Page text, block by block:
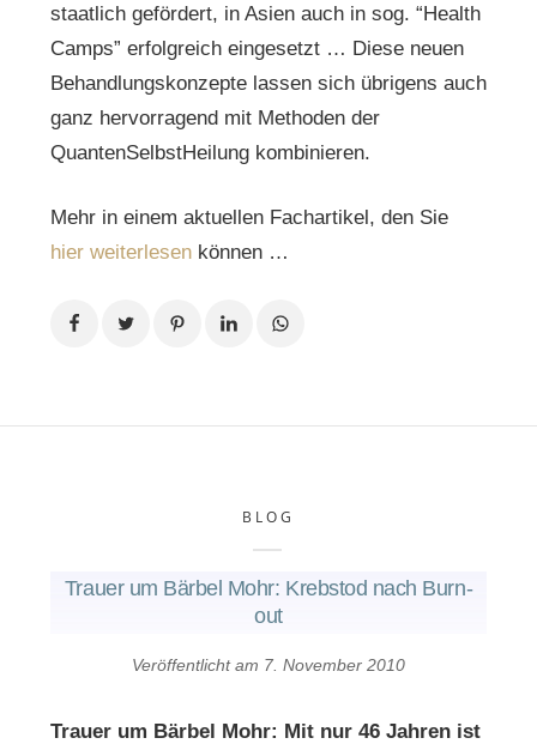
staatlich gefördert, in Asien auch in sog. “Health
Camps” erfolgreich eingesetzt … Diese neuen
Behandlungskonzepte lassen sich übrigens auch
ganz hervorragend mit Methoden der
QuantenSelbstHeilung kombinieren.
Mehr in einem aktuellen Fachartikel, den Sie
hier weiterlesen können …
BLOG
Trauer um Bärbel Mohr: Krebstod nach Burn-
out
Veröffentlicht am 7. November 2010
Trauer um Bärbel Mohr: Mit nur 46 Jahren ist